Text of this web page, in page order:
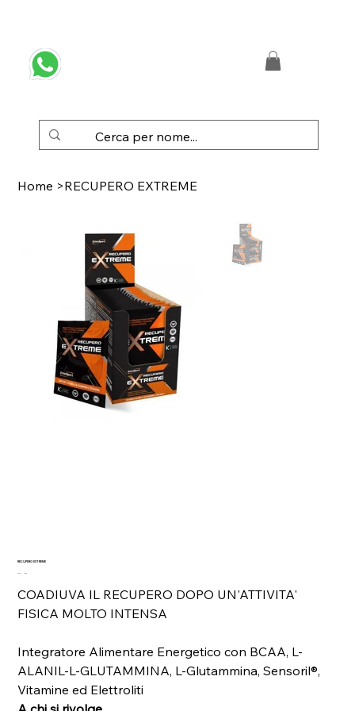
Home >RECUPERO EXTREME
RECUPERO EXTREME
Prezzo
Prezzo
COADIUVA IL RECUPERO DOPO UN'ATTIVITA'
FISICA MOLTO INTENSA
Integratore Alimentare Energetico con BCAA, L-
ALANIL-L-GLUTAMMINA, L-Glutammina, Sensoril®,
Vitamine ed Elettroliti